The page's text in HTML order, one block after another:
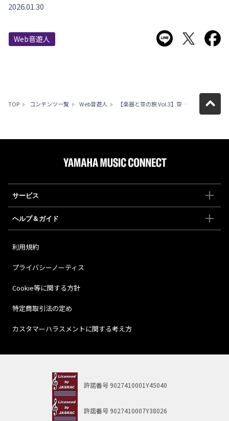
2026.01.30
Web音遊人 LINEで送るTwitterで
TOP コンテンツ一覧 Web音遊人 【楽器と空の旅 Vol.3】空を駆けるトロンボーン奏者、中川英二郎さんの楽器との旅の極意と楽しみ方
サービス
ヘルプ＆ガイド
利用規約
プライバシーノーティス
Cookie等に関する方針
特定商取引法の定め
カスタマーハラスメントに関する考え方
許諾番号 9027410001Y45040
許諾番号 9027410007Y38026